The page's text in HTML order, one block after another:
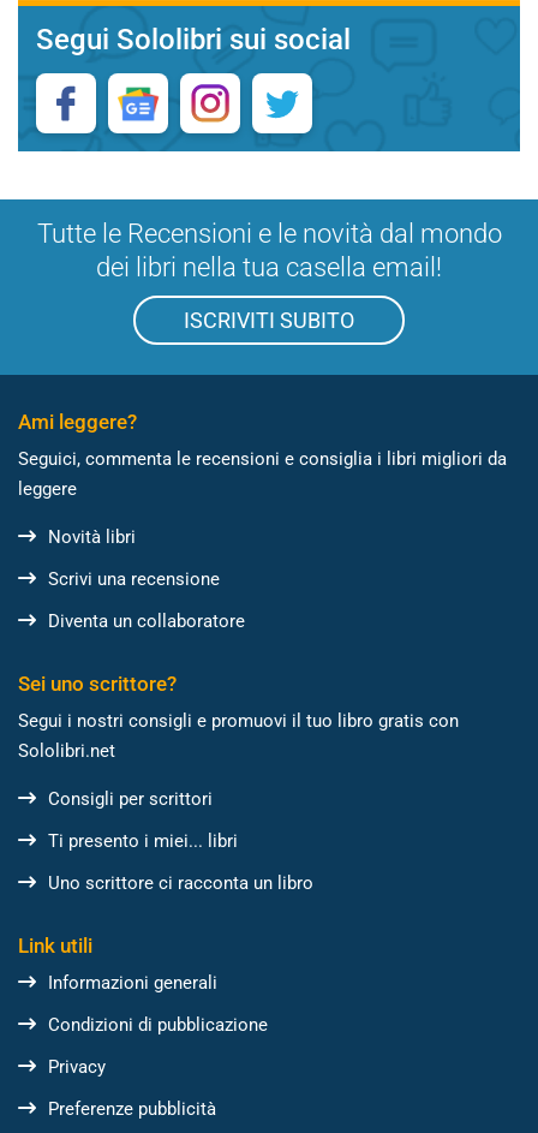
Segui Sololibri sui social
Tutte le Recensioni e le novità dal mondo
dei libri nella tua casella email!
ISCRIVITI SUBITO
Ami leggere?
Seguici, commenta le recensioni e consiglia i libri migliori da
leggere
Novità libri
Scrivi una recensione
Diventa un collaboratore
Sei uno scrittore?
Segui i nostri consigli e promuovi il tuo libro gratis con
Sololibri.net
Consigli per scrittori
Ti presento i miei... libri
Uno scrittore ci racconta un libro
Link utili
Informazioni generali
Condizioni di pubblicazione
Privacy
Preferenze pubblicità